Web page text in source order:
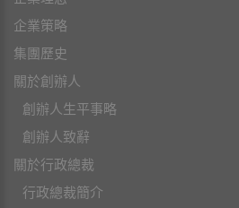
企業策略
集團歷史
關於創辦人
創辦人生平事略
創辦人致辭
關於行政總裁
行政總裁簡介